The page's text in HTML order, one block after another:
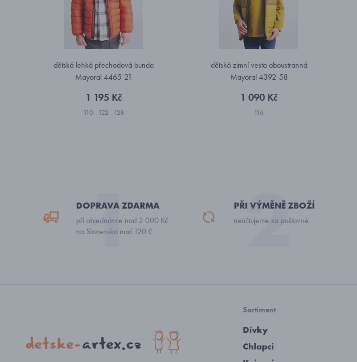
dětská lehká přechodová bunda
Mayoral 4465-21
1 195 Kč
110 122 128
dětská zimní vesta oboustranná
Mayoral 4392-58
1 090 Kč
116
DOPRAVA ZDARMA
při objednávce nad 2 000 Kč
na Slovensko nad 120 €
PŘI VÝMĚNĚ ZBOŽÍ
neúčtujeme za poštovné
Sortiment
Dívky
Chlapci